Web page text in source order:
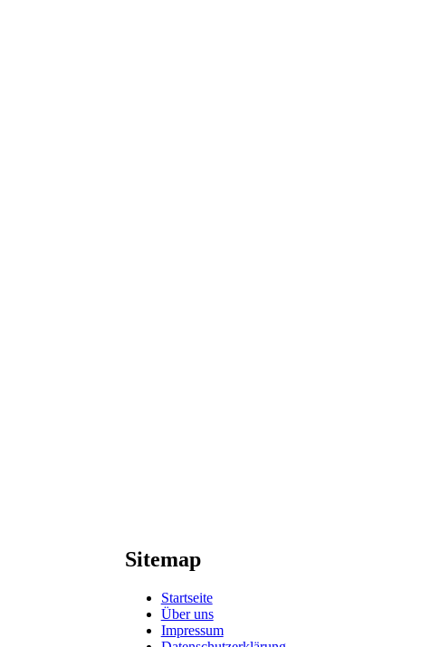
Sitemap
Startseite
Über uns
Impressum